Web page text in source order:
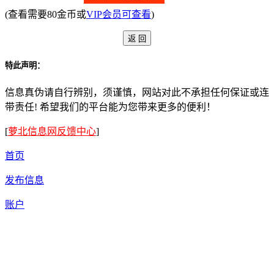
(查看需要80金币或VIP会员可查看)
特此声明：
信息真伪请自行辨别，须谨慎，网站对此不承担任何保证或连
带责任! 希望我们的平台能为您带来更多的便利！
[萝北信息网反馈中心]
首页
发布信息
账户